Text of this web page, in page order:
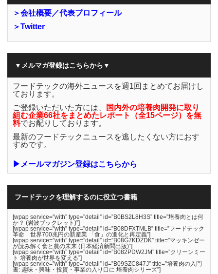
＞会社概要／代表プロフィール
＞Twitter
▼メルマガ登録はこちらから▼
フードテックの海外ニュースを週1回まとめてお届けし
ております。
ご登録いただいた方には、
国内外の培養肉開発に取り
組む企業66社をまとめたレポート（全15ページ）を無
料でお配りしております。
最新のフードテックニュースを逃したくない方におす
すめです。
▶メールマガジン登録はこちらから
フードテックを理解するのに役立つ書籍
[wpap service=”with” type=”detail” id=”B0BS2L8H3S” title=”培養肉とは何
か？ (岩波ブックレット)”]
[wpap service=”with” type=”detail” id=”B08DFXTMLB” title=”フードテック
革命 世界700兆円の新産業 「食」の進化と再定義”]
[wpap service=”with” type=”detail” id=”B08G7KDZDK” title=”マッキンゼー
が読み解く食と農の未来 (日本経済新聞出版)”]
[wpap service=”with” type=”detail” id=”B082PDW2JM” title=”クリーンミー
ト 培養肉が世界を変える”]
[wpap service=”with” type=”detail” id=”B09SZC847J” title=”培養肉の入門
書: 趣味・興味・投資・事業の入り口に 培養肉シリーズ”]